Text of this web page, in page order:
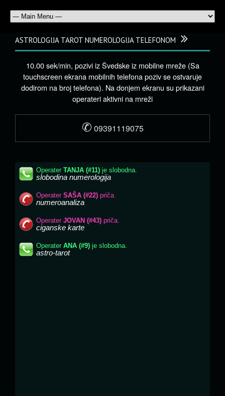
ASTROLOGIJA TAROT NUMEROLOGIJA TELEFONOM
10.00 sek/min, pozivi iz Švedske iz mobilne mreže (Sa
touchscreen ekrana mobilnih telefona poziv se ostvaruje
dodirom na broj telefona). Na donjem ekranu su prikazani
operateri aktivni na mreži
✆ 09391119075